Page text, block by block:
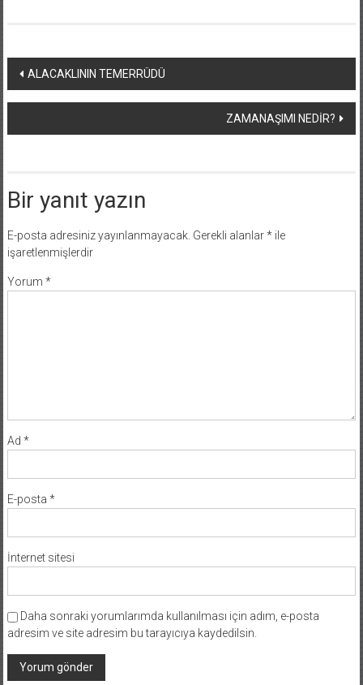
Yazı
dolaşımı
ALACAKLININ TEMERRÜDÜ
ZAMANAŞIMI NEDİR?
Bir yanıt yazın
E-posta adresiniz yayınlanmayacak. Gerekli alanlar*ile
işaretlenmişlerdir
Yorum *
Ad *
E-posta *
İnternet sitesi
Daha sonraki yorumlarımda kullanılması için adım, e-posta
adresim ve site adresim bu tarayıcıya kaydedilsin.